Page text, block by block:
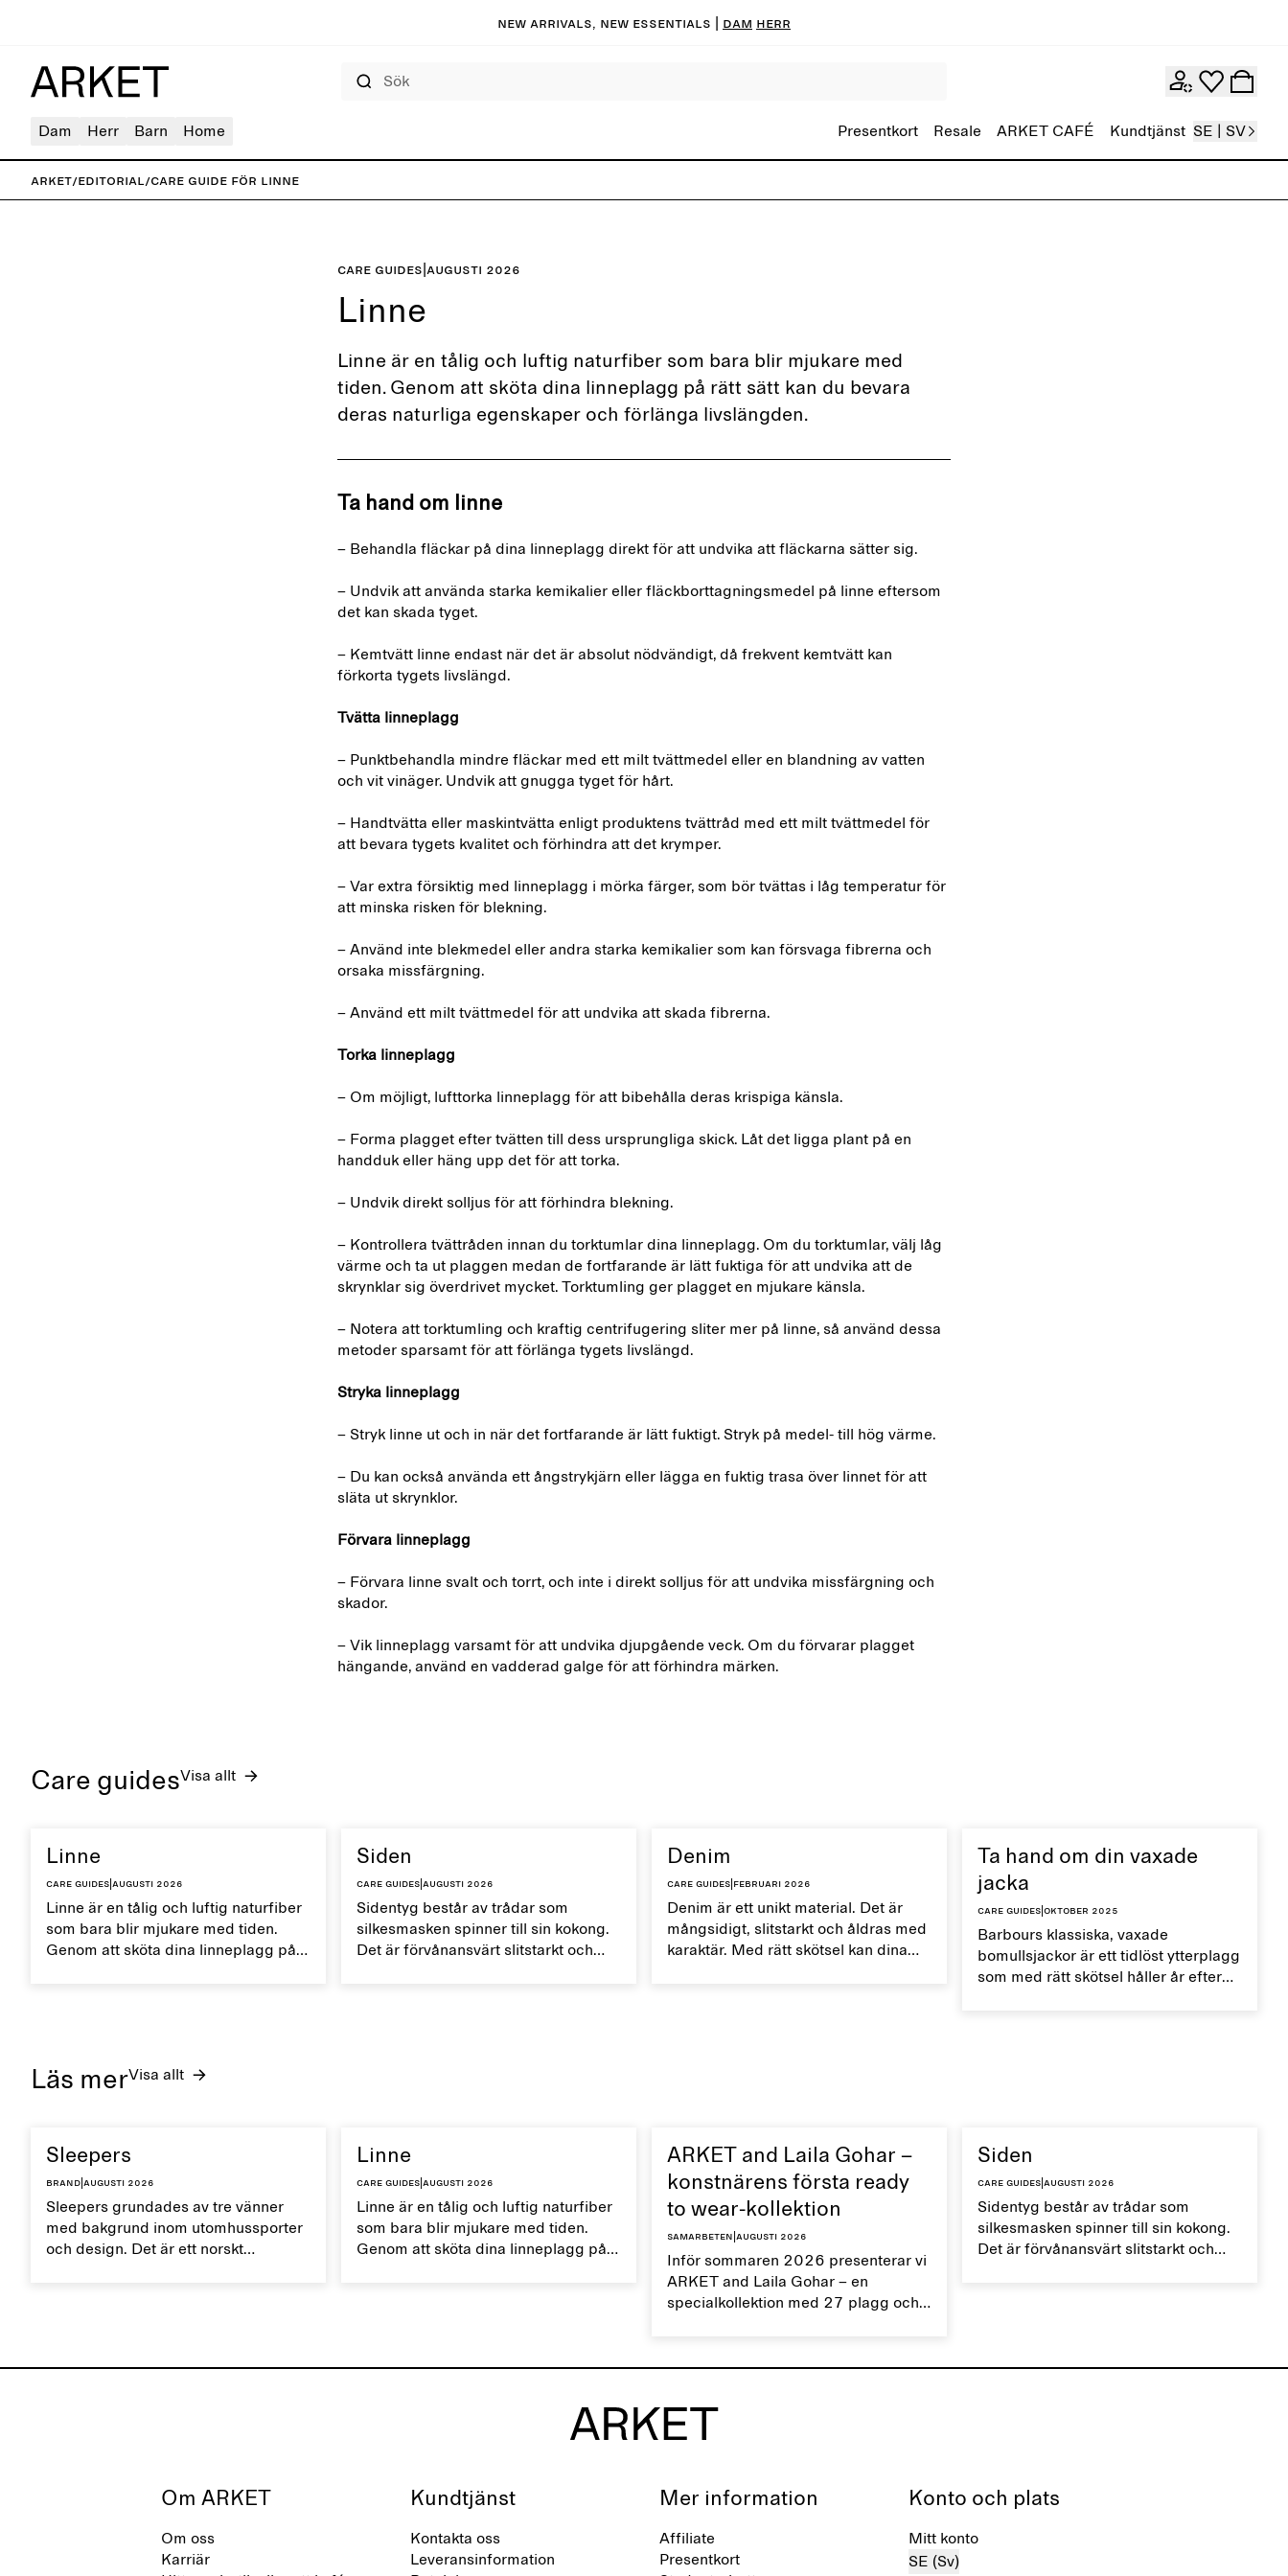
New arrivals, new essentials | Dam Herr
Dam Herr Barn Home Presentkort Resale ARKET CAFÉ Kundtjänst SE | SV
ARKET/Editorial/Care guide för linne
Care guides augusti 2026
Linne
Linne är en tålig och luftig naturfiber som bara blir mjukare med
tiden. Genom att sköta dina linneplagg på rätt sätt kan du bevara
deras naturliga egenskaper och förlänga livslängden.
Ta hand om linne
– Behandla fläckar på dina linneplagg direkt för att undvika att fläckarna sätter sig.
– Undvik att använda starka kemikalier eller fläckborttagningsmedel på linne eftersom
det kan skada tyget.
– Kemtvätt linne endast när det är absolut nödvändigt, då frekvent kemtvätt kan
förkorta tygets livslängd.
Tvätta linneplagg
– Punktbehandla mindre fläckar med ett milt tvättmedel eller en blandning av vatten
och vit vinäger. Undvik att gnugga tyget för hårt.
– Handtvätta eller maskintvätta enligt produktens tvättråd med ett milt tvättmedel för
att bevara tygets kvalitet och förhindra att det krymper.
– Var extra försiktig med linneplagg i mörka färger, som bör tvättas i låg temperatur för
att minska risken för blekning.
– Använd inte blekmedel eller andra starka kemikalier som kan försvaga fibrerna och
orsaka missfärgning.
– Använd ett milt tvättmedel för att undvika att skada fibrerna.
Torka linneplagg
– Om möjligt, lufttorka linneplagg för att bibehålla deras krispiga känsla.
– Forma plagget efter tvätten till dess ursprungliga skick. Låt det ligga plant på en
handduk eller häng upp det för att torka.
– Undvik direkt solljus för att förhindra blekning.
– Kontrollera tvättråden innan du torktumlar dina linneplagg. Om du torktumlar, välj låg
värme och ta ut plaggen medan de fortfarande är lätt fuktiga för att undvika att de
skrynklar sig överdrivet mycket. Torktumling ger plagget en mjukare känsla.
– Notera att torktumling och kraftig centrifugering sliter mer på linne, så använd dessa
metoder sparsamt för att förlänga tygets livslängd.
Stryka linneplagg
– Stryk linne ut och in när det fortfarande är lätt fuktigt. Stryk på medel- till hög värme.
– Du kan också använda ett ångstrykjärn eller lägga en fuktig trasa över linnet för att
släta ut skrynklor.
Förvara linneplagg
– Förvara linne svalt och torrt, och inte i direkt solljus för att undvika missfärgning och
skador.
– Vik linneplagg varsamt för att undvika djupgående veck. Om du förvarar plagget
hängande, använd en vadderad galge för att förhindra märken.
Care guidesVisa allt
Linne
Care guides augusti 2026
Linne är en tålig och luftig naturfiber
som bara blir mjukare med tiden.
Genom att sköta dina linneplagg på
Siden
Care guides augusti 2026
Sidentyg består av trådar som
silkesmasken spinner till sin kokong.
Det är förvånansvärt slitstarkt och
Denim
Care guides februari 2026
Denim är ett unikt material. Det är
mångsidigt, slitstarkt och åldras med
karaktär. Med rätt skötsel kan dina
Ta hand om din vaxade
jacka
Care guides oktober 2025
Barbours klassiska, vaxade
bomullsjackor är ett tidlöst ytterplagg
som med rätt skötsel håller år efter
Läs merVisa allt
Sleepers
Brand augusti 2026
Sleepers grundades av tre vänner
med bakgrund inom utomhussporter
och design. Det är ett norskt
Linne
Care guides augusti 2026
Linne är en tålig och luftig naturfiber
som bara blir mjukare med tiden.
Genom att sköta dina linneplagg på
ARKET and Laila Gohar –
konstnärens första ready
to wear-kollektion
Samarbeten augusti 2026
Inför sommaren 2026 presenterar vi
ARKET and Laila Gohar – en
specialkollektion med 27 plagg och
designad för vardag och fest.
Siden
Care guides augusti 2026
Sidentyg består av trådar som
silkesmasken spinner till sin kokong.
Det är förvånansvärt slitstarkt och
Om ARKET
Om oss
Karriär
Kundtjänst
Kontakta oss
Leveransinformation
Mer information
Affiliate
Presentkort
Konto och plats
Mitt konto
SE (Sv)